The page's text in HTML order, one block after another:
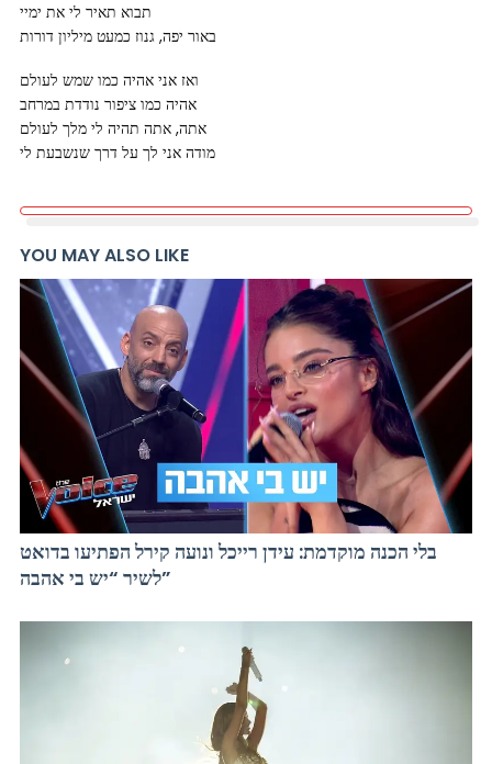
תבוא תאיר לי את ימיי
באור יפה, גנוז כמעט מיליון דורות
ואז אני אהיה כמו שמש לעולם
אהיה כמו ציפור נודדת במרחב
אתה, אתה תהיה לי מלך לעולם
מודה אני לך על דרך שנשבעת לי
YOU MAY ALSO LIKE
בלי הכנה מוקדמת: עידן רייכל ונועה קירל הפתיעו בדואט
לשיר “יש בי אהבה”